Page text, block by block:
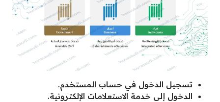
تسجيل الدخول في حساب المستخدم.
الدخول إلى خدمة الاستعلامات الإلكترونية.